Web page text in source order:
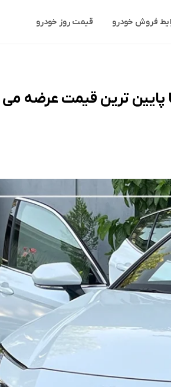
فروش خودرو قیمت روز خودرو
پایین ترین قیمت عرضه می